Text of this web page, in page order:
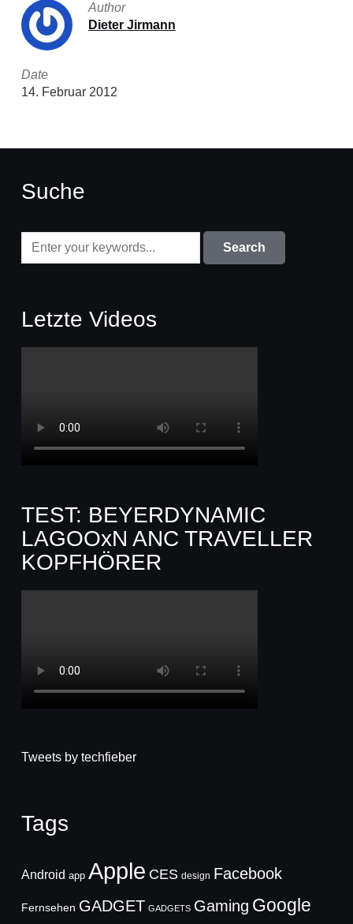
Author
Dieter Jirmann
Date
14. Februar 2012
Suche
Letzte Videos
TEST: BEYERDYNAMIC
LAGOOxN ANC TRAVELLER
KOPFHÖRER
Tweets by techfieber
Tags
Android app Apple CES design Facebook
Fernsehen GADGET GADGETS Gaming Google